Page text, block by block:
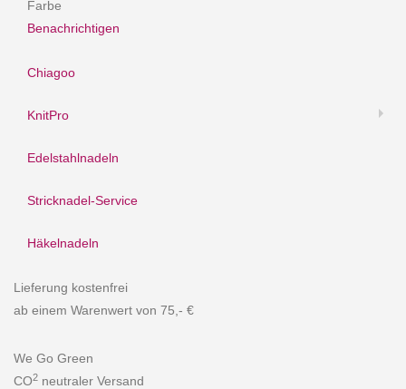
Farbe
Benachrichtigen
Chiagoo
KnitPro
Edelstahlnadeln
Stricknadel-Service
Häkelnadeln
Lieferung kostenfrei
ab einem Warenwert von 75,- €
We Go Green
CO2 neutraler Versand